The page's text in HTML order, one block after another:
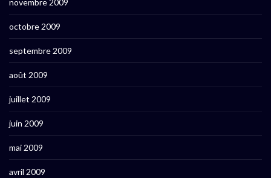
novembre 2009
octobre 2009
septembre 2009
août 2009
juillet 2009
juin 2009
mai 2009
avril 2009